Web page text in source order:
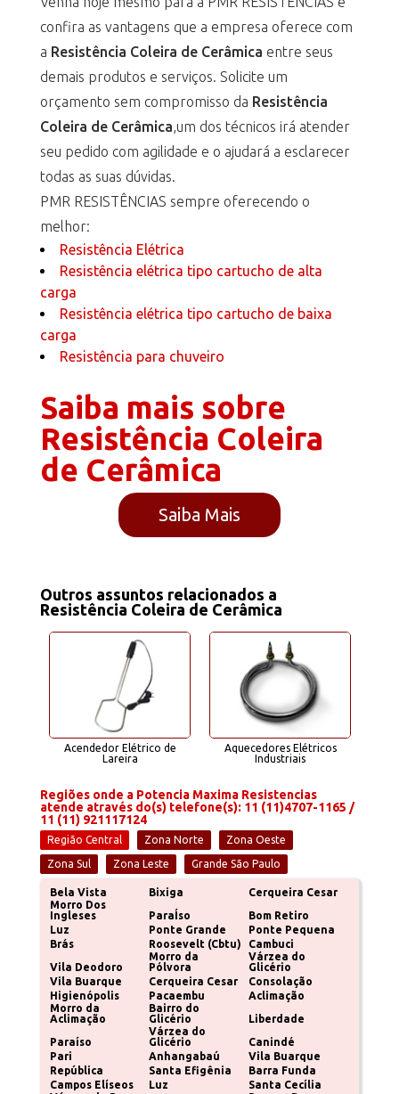
confira as vantagens que a empresa oferece com
a Resistência Coleira de Cerâmica entre seus
demais produtos e serviços. Solicite um
orçamento sem compromisso da Resistência
Coleira de Cerâmica,um dos técnicos irá atender
seu pedido com agilidade e o ajudará a esclarecer
todas as suas dúvidas.
PMR RESISTÊNCIAS sempre oferecendo o
melhor:
Resistência Elétrica
Resistência elétrica tipo cartucho de alta
carga
Resistência elétrica tipo cartucho de baixa
carga
Resistência para chuveiro
Saiba mais sobre
Resistência Coleira
de Cerâmica
Saiba Mais
Outros assuntos relacionados a
Resistência Coleira de Cerâmica
Acendedor Elétrico de
Lareira
Aquecedores Elétricos
Industriais
Regiões onde a Potencia Maxima Resistencias
atende através do(s) telefone(s): 11 (11)4707-1165 /
11 (11) 921117124
Região Central Zona Norte Zona Oeste
Zona Sul Zona Leste Grande São Paulo
Bela Vista Bixiga
Cerqueira Cesar
Morro Dos
Ingleses
ParaÍso
Bom Retiro
Luz
Ponte Grande
Ponte Pequena
Brás
Roosevelt (Cbtu)
Cambuci
Vila Deodoro
Morro da
Pólvora
Várzea do
Glicério
Vila Buarque
Cerqueira Cesar
Consolação
Higienópolis
Pacaembu
Aclimação
Morro da
Aclimação
Bairro do
Glicério
Liberdade
Paraíso
Várzea do
Glicério
Canindé
Pari
Anhangabaú
Vila Buarque
República
Santa Efigênia
Barra Funda
Campos Elíseos
Luz
Santa Cecília